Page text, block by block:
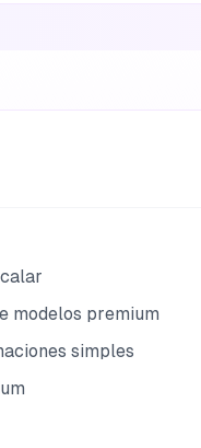
modelos premium
simples